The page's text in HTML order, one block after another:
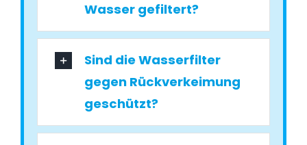
Wasser gefiltert?
Sind die Wasserfilter
gegen Rückverkeimung
geschützt?